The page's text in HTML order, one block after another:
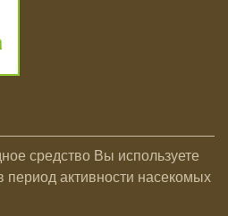
средство Вы используете
период активности насекомых